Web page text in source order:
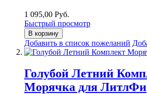
1 095,00 Руб.
Быстрый просмотр
В корзину
Добавить в список пожеланий
Голубой Летний
Морячка для ЛитлФи